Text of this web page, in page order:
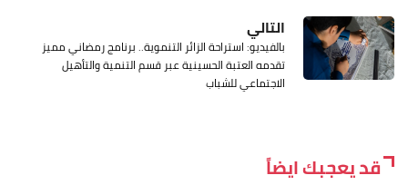
التالي
بالفيديو: استراحة الزائر التنموية.. برنامج رمضاني مميز
تقدمه العتبة الحسينية عبر قسم التنمية والتأهيل
الاجتماعي للشباب
قد يعجبك ايضاً